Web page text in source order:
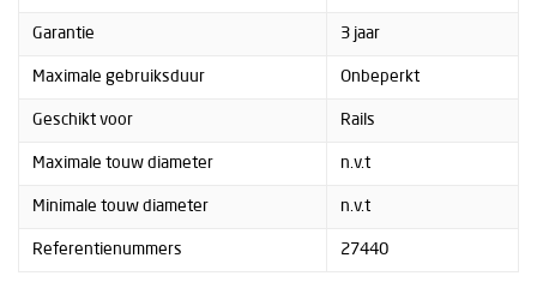
Garantie 3 jaar
Maximale gebruiksduur Onbeperkt
Geschikt voor Rails
Maximale touw diameter n.v.t
Minimale touw diameter n.v.t
Referentienummers 27440